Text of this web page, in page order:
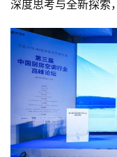
深度思考与全新探索